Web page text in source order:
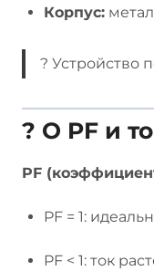
Корпус:
? Устройство
? О PF и
PF
PF = 1:
PF < 1: ток